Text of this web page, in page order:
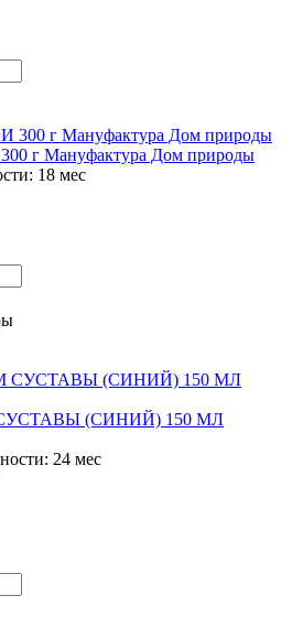
г Мануфактура Дом природы
18 мес
(СИНИЙ) 150 МЛ
24 мес